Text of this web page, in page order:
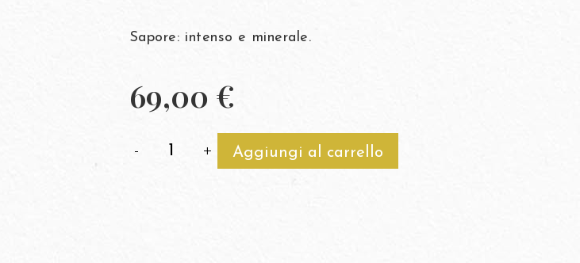
Sapore: intenso e minerale.
69,00 €
- + Aggiungi al carrello